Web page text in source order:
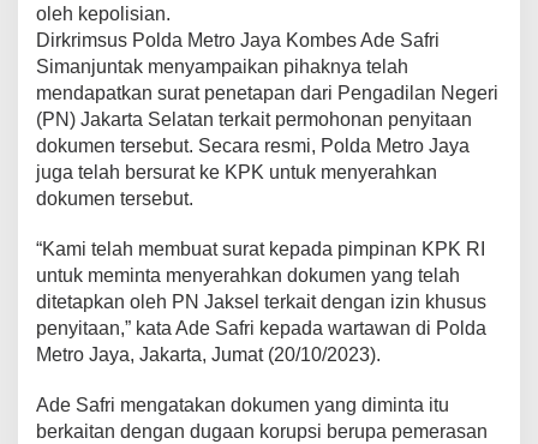
oleh kepolisian.
Dirkrimsus Polda Metro Jaya Kombes Ade Safri
Simanjuntak menyampaikan pihaknya telah
mendapatkan surat penetapan dari Pengadilan Negeri
(PN) Jakarta Selatan terkait permohonan penyitaan
dokumen tersebut. Secara resmi, Polda Metro Jaya
juga telah bersurat ke KPK untuk menyerahkan
dokumen tersebut.
“Kami telah membuat surat kepada pimpinan KPK RI
untuk meminta menyerahkan dokumen yang telah
ditetapkan oleh PN Jaksel terkait dengan izin khusus
penyitaan,” kata Ade Safri kepada wartawan di Polda
Metro Jaya, Jakarta, Jumat (20/10/2023).
Ade Safri mengatakan dokumen yang diminta itu
berkaitan dengan dugaan korupsi berupa pemerasan